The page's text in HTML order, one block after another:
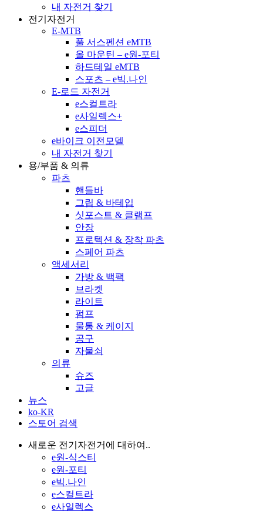
내 자전거 찾기
전기자전거
E-MTB
풀 서스펜션 eMTB
올 마운틴 – e원-포티
하드테일 eMTB
스포츠 – e빅.나인
E-로드 자전거
e스컬트라
e사일렉스+
e스피더
e바이크 이전모델
내 자전거 찾기
용/부품 & 의류
파츠
핸들바
그립 & 바테입
싯포스트 & 클램프
안장
프로텍션 & 장착 파츠
스페어 파츠
액세서리
가방 & 백팩
브라켓
라이트
펌프
물통 & 케이지
공구
자물쇠
의류
슈즈
고글
뉴스
ko-KR
스토어 검색
새로운 전기자전거에 대하여..
e원-식스티
e원-포티
e빅.나인
e스컬트라
e사일렉스